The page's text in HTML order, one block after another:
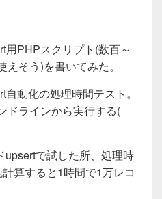
PHPスクリプト(数百～
そう)を書いてみた。
動化の処理時間テスト。
ドラインから実行する(
で試した所、処理時
算すると1時間で1万レコ